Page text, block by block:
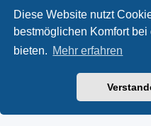
Diese Website nutzt
bestmöglichen Komfort bei
bieten. Mehr erfahren